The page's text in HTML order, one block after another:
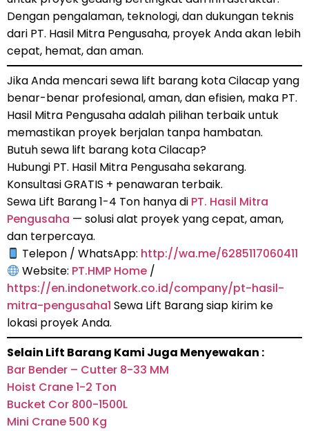
Dengan pengalaman, teknologi, dan dukungan teknis
dari PT. Hasil Mitra Pengusaha, proyek Anda akan lebih
cepat, hemat, dan aman.
Jika Anda mencari sewa lift barang kota Cilacap yang
benar-benar profesional, aman, dan efisien, maka PT.
Hasil Mitra Pengusaha adalah pilihan terbaik untuk
memastikan proyek berjalan tanpa hambatan.
Butuh sewa lift barang kota Cilacap?
Hubungi PT. Hasil Mitra Pengusaha sekarang.
Konsultasi GRATIS + penawaran terbaik.
Sewa Lift Barang 1-4 Ton hanya di PT. Hasil Mitra
Pengusaha — solusi alat proyek yang cepat, aman,
dan terpercaya.
Telepon / WhatsApp: http://wa.me/6285117060411
Website: PT.HMP Home /
https://en.indonetwork.co.id/company/pt-hasil-
mitra-pengusaha1 Sewa Lift Barang siap kirim ke
lokasi proyek Anda.
Selain Lift Barang Kami Juga Menyewakan :
Bar Bender – Cutter 8-33 MM
Hoist Crane 1-2 Ton
Bucket Cor 800-1500L
Mini Crane 500 Kg